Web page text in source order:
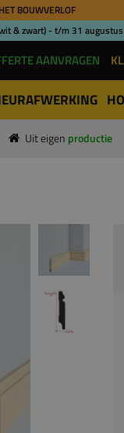
BOUWVERLOF
& zwart) - t/m 31
AANVRAGEN
Uit eigen productie